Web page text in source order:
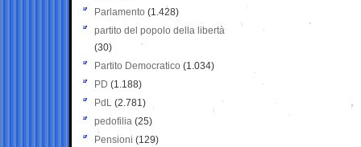
Parlamento (1.428)
partito del popolo della libertà
(30)
Partito Democratico (1.034)
PD (1.188)
PdL (2.781)
pedofilia (25)
Pensioni (129)